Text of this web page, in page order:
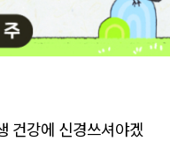
건강에 신경쓰셔야겠